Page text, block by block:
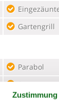
Gartengrill
Parabol
Sauna
Stereoanlage
Zustimmung